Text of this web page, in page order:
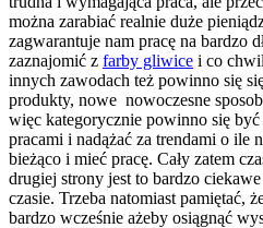
można zarabiać realnie duże
zagwarantuje nam pracę na bardzo
zaznajomić z farby gliwice i co
innych zawodach też powinno się
produkty, nowe nowoczesne
więc kategorycznie powinno się
pracami i nadążać za trendami o ile
bieżąco i mieć pracę. Cały zatem
drugiej strony jest to bardzo
czasie. Trzeba natomiast pamiętać,
bardzo wcześnie ażeby osiągnąć